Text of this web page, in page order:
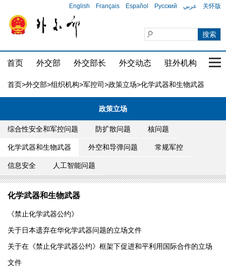
English Français Español Русский عربي 关怀版
首页 外交部 外交部长 外交动态 驻外机构 国
首页>外交部>组织机构>军控司>政策立场>化学武器和生物武器
政策立场
综合性安全和军控问题 防扩散问题 核问题
化学武器和生物武器 外空和导弹问题 常规军控
信息安全 人工智能问题
化学武器和生物武器
《禁止化学武器公约》
关于日本遗弃在华化学武器问题的立场文件
关于在《禁止化学武器公约》框架下促进和平利用国际合作的立场
文件